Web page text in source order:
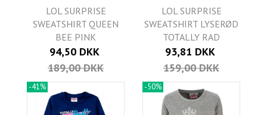
LOL SURPRISE
SWEATSHIRT QUEEN
BEE PINK
94,50 DKK
189,00 DKK
LOL SURPRISE
SWEATSHIRT LYSERØD
TOTALLY RAD
93,81 DKK
159,00 DKK
-41% -50%